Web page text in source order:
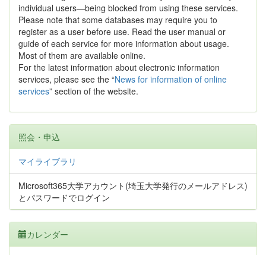
individual users—being blocked from using these services.
Please note that some databases may require you to
register as a user before use. Read the user manual or
guide of each service for more information about usage.
Most of them are available online.
For the latest information about electronic information
services, please see the “News for information of online
services” section of the website.
照会・申込
マイライブラリ
Microsoft365大学アカウント(埼玉大学発行のメールアドレス)
とパスワードでログイン
カレンダー